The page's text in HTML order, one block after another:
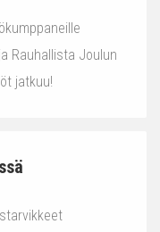
Rauhallista Joulun
jatkuu!